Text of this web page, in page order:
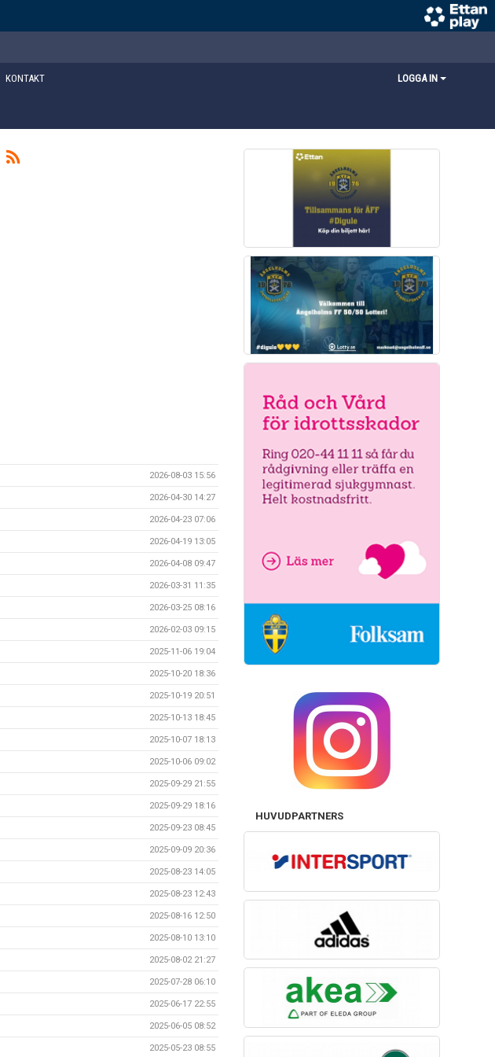
KONTAKT LOGGA IN
2026-08-03 15:56
2026-04-30 14:27
2026-04-23 07:06
2026-04-19 13:05
2026-04-08 09:47
2026-03-31 11:35
2026-03-25 08:16
2026-02-03 09:15
2025-11-06 19:04
2025-10-20 18:36
2025-10-19 20:51
2025-10-13 18:45
2025-10-07 18:13
2025-10-06 09:02
2025-09-29 21:55
2025-09-29 18:16
2025-09-23 08:45
2025-09-09 20:36
2025-08-23 14:05
2025-08-23 12:43
2025-08-16 12:50
2025-08-10 13:10
2025-08-02 21:27
2025-07-28 06:10
2025-06-17 22:55
2025-06-05 08:52
2025-05-23 08:55
HUVUDPARTNERS